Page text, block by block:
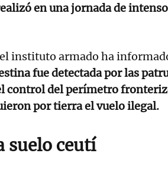
en una jornada de
instituto armado ha
fue detectada por las
control del perímetro
por tierra el vuelo ilegal.
suelo ceutí